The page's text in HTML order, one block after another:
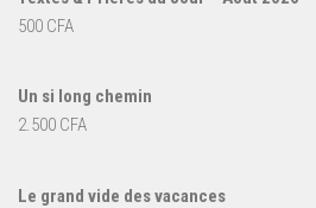
500 CFA
Un si long chemin
2.500 CFA
Le grand vide des vacances